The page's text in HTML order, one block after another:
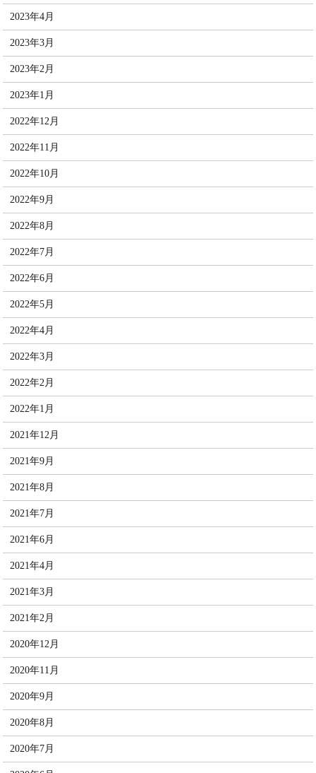
2023年4月
2023年3月
2023年2月
2023年1月
2022年12月
2022年11月
2022年10月
2022年9月
2022年8月
2022年7月
2022年6月
2022年5月
2022年4月
2022年3月
2022年2月
2022年1月
2021年12月
2021年9月
2021年8月
2021年7月
2021年6月
2021年4月
2021年3月
2021年2月
2020年12月
2020年11月
2020年9月
2020年8月
2020年7月